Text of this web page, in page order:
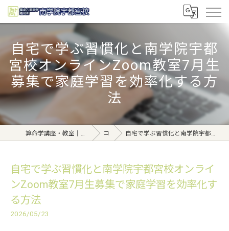
自宅で学ぶ習慣化と南学院宇都
宮校オンラインZoom教室7月生
募集で家庭学習を効率化する方
法
算命学講座・教室｜基礎から学べる東京日本橋【日本橋南学院】 コラム 自宅で学ぶ習慣化と南学院宇都宮校オンラインZoom教室7月生募集で家庭学習を効率化する方法
自宅で学ぶ習慣化と南学院宇都宮校オンライ
ンZoom教室7月生募集で家庭学習を効率化す
る方法
2026/05/23